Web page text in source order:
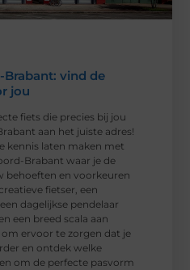
vind de
jou
fiets die precies bij jou
aan het juiste adres!
kennis laten maken met
Brabant waar je de
behoeften en voorkeuren
fietser, een
dagelijkse pendelaar
een breed scala aan
ervoor te zorgen dat je
en ontdek welke
om de perfecte pasvorm